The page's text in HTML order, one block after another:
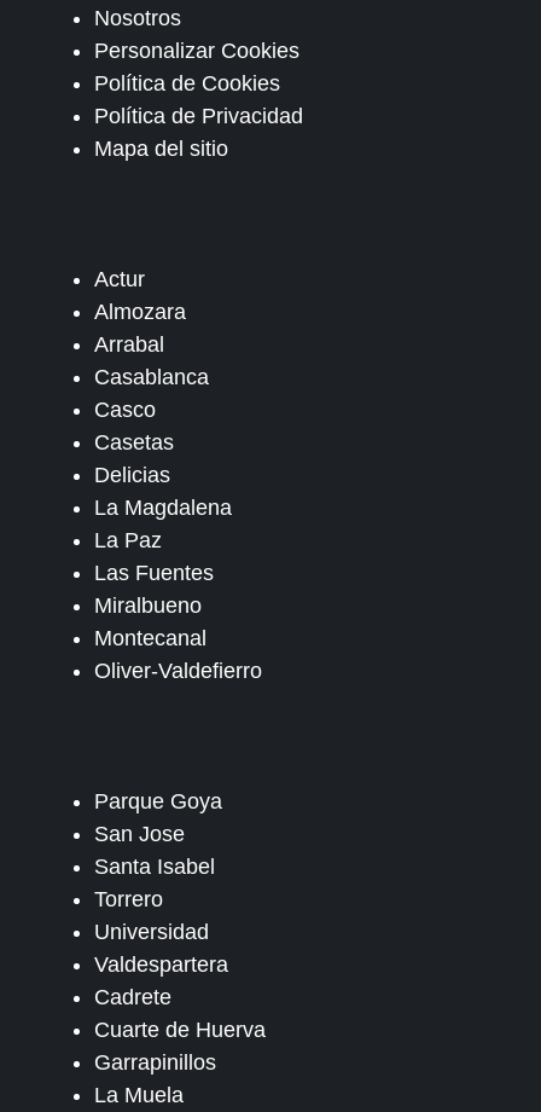
Nosotros
Personalizar Cookies
Política de Cookies
Política de Privacidad
Mapa del sitio
Actur
Almozara
Arrabal
Casablanca
Casco
Casetas
Delicias
La Magdalena
La Paz
Las Fuentes
Miralbueno
Montecanal
Oliver-Valdefierro
Parque Goya
San Jose
Santa Isabel
Torrero
Universidad
Valdespartera
Cadrete
Cuarte de Huerva
Garrapinillos
La Muela